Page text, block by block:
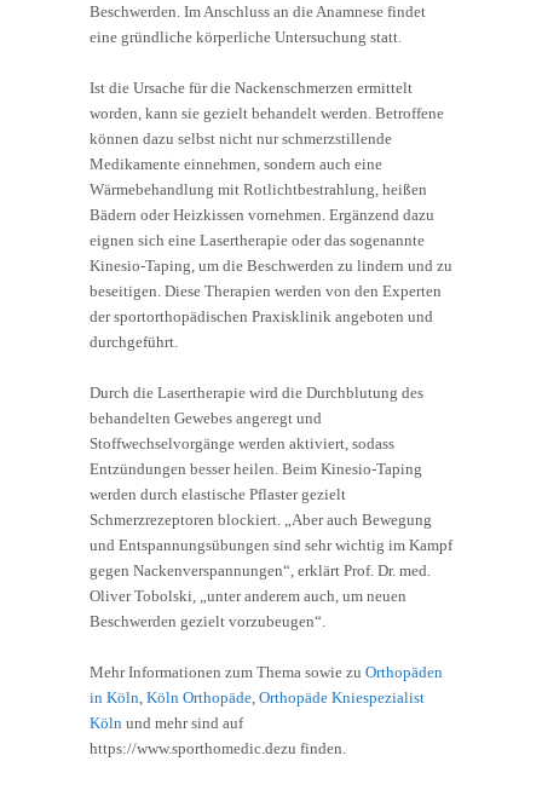
Beschwerden. Im Anschluss an die Anamnese findet
eine gründliche körperliche Untersuchung statt.
Ist die Ursache für die Nackenschmerzen ermittelt
worden, kann sie gezielt behandelt werden. Betroffene
können dazu selbst nicht nur schmerzstillende
Medikamente einnehmen, sondern auch eine
Wärmebehandlung mit Rotlichtbestrahlung, heißen
Bädern oder Heizkissen vornehmen. Ergänzend dazu
eignen sich eine Lasertherapie oder das sogenannte
Kinesio-Taping, um die Beschwerden zu lindern und zu
beseitigen. Diese Therapien werden von den Experten
der sportorthopädischen Praxisklinik angeboten und
durchgeführt.
Durch die Lasertherapie wird die Durchblutung des
behandelten Gewebes angeregt und
Stoffwechselvorgänge werden aktiviert, sodass
Entzündungen besser heilen. Beim Kinesio-Taping
werden durch elastische Pflaster gezielt
Schmerzrezeptoren blockiert. „Aber auch Bewegung
und Entspannungsübungen sind sehr wichtig im Kampf
gegen Nackenverspannungen“, erklärt Prof. Dr. med.
Oliver Tobolski, „unter anderem auch, um neuen
Beschwerden gezielt vorzubeugen“.
Mehr Informationen zum Thema sowie zu Orthopäden
in Köln Köln Orthopäde Orthopäde Kniespezialist
Köln und mehr sind auf
https://www.sporthomedic.dezu finden.